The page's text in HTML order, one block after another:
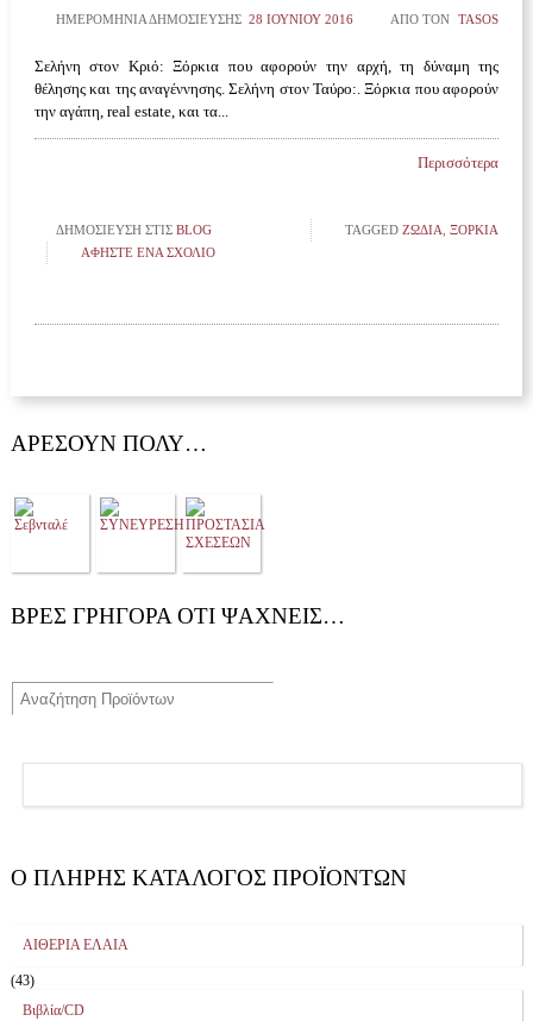
ΗΜΕΡΟΜΗΝΊΑ ΔΗΜΟΣΊΕΥΣΗΣ 28 ΙΟΥΝΊΟΥ 2016 ΑΠΌ ΤΟΝ TASOS
Σελήνη στον Κριό: Ξόρκια που αφορούν την αρχή, τη δύναμη της
θέλησης και της αναγέννησης. Σελήνη στον Ταύρο:. Ξόρκια που αφορούν
την αγάπη, real estate, και τα...
Περισσότερα
ΔΗΜΟΣΊΕΥΣΗ ΣΤΙΣ BLOG TAGGEDΖΩΔΙΑ ,ΞΌΡΚΙΑ
ΑΦΉΣΤΕ ΈΝΑ ΣΧΌΛΙΟ
ΑΡΈΣΟΥΝ ΠΟΛΎ…
ΒΡΕΣ ΓΡΗΓΟΡΑ ΟΤΙ ΨΑΧΝΕΙΣ…
Ο ΠΛΉΡΗΣ ΚΑΤΆΛΟΓΟΣ ΠΡΟΪΌΝΤΩΝ
ΑΙΘΕΡΙΑ ΕΛΑΙΑ
(43)
Βιβλία/CD